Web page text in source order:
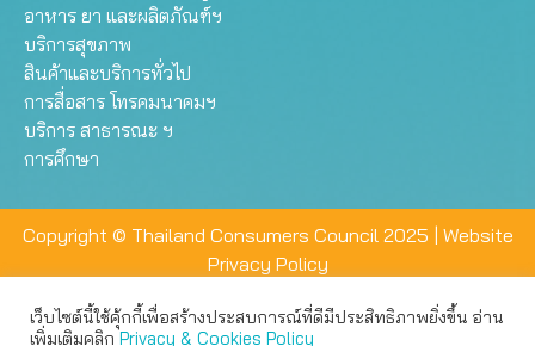
อาหาร ยา และผลิตภัณฑ์ฯ
บริการสุขภาพ
สินค้าและบริการทั่วไป
การสื่อสาร โทรคมนาคมฯ
บริการ สาธารณะ ฯ
การศึกษา
Copyright © Thailand Consumers Council 2025 | Website
Privacy Policy
เว็บไซต์นี้ใช้คุ้กกี้เพื่อสร้างประสบการณ์ที่ดีมีประสิทธิภาพยิ่งขึ้น อ่าน
เพิ่มเติมคลิกPrivacy & Cookies Policy
เว็บไซต์นี้ใช้คุกกี้เพื่อมอบประสบการณ์การใช้งานที่ดีให้แก่ท่าน คุณ